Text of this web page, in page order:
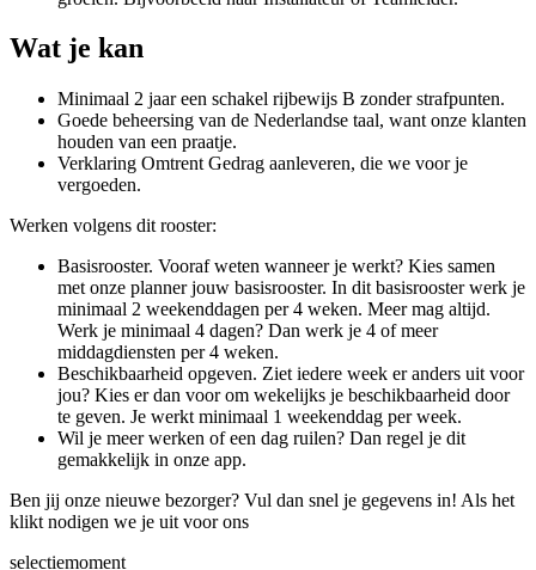
Wat je kan
Minimaal 2 jaar een schakel rijbewijs B zonder strafpunten.
Goede beheersing van de Nederlandse taal, want onze klanten
houden van een praatje.
Verklaring Omtrent Gedrag aanleveren, die we voor je
vergoeden.
Werken volgens dit rooster:
Basisrooster. Vooraf weten wanneer je werkt? Kies samen
met onze planner jouw basisrooster. In dit basisrooster werk je
minimaal 2 weekenddagen per 4 weken. Meer mag altijd.
Werk je minimaal 4 dagen? Dan werk je 4 of meer
middagdiensten per 4 weken.
Beschikbaarheid opgeven. Ziet iedere week er anders uit voor
jou? Kies er dan voor om wekelijks je beschikbaarheid door
te geven. Je werkt minimaal 1 weekenddag per week.
Wil je meer werken of een dag ruilen? Dan regel je dit
gemakkelijk in onze app.
Ben jij onze nieuwe bezorger? Vul dan snel je gegevens in! Als het
klikt nodigen we je uit voor ons
selectiemoment